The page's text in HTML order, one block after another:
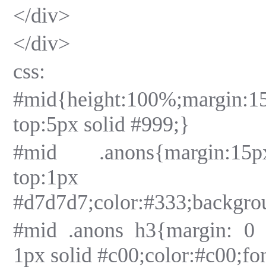
</div>
</div>
css:
top:5px solid #999;}
#mid
#mid .anons h3{margin: 0
1px solid